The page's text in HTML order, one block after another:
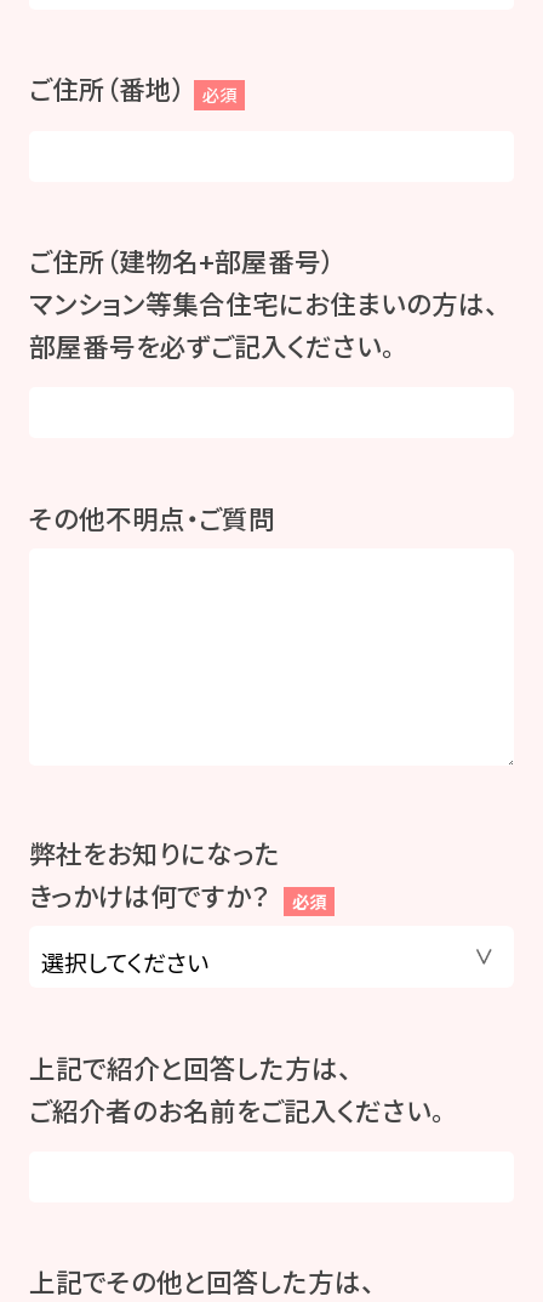
ご住所（番地） 必須
ご住所（建物名+部屋番号）
マンション等集合住宅にお住まいの方は、
部屋番号を必ずご記入ください。
その他不明点・ご質問
弊社をお知りになった
きっかけは何ですか？
必須
上記で紹介と回答した方は、
ご紹介者のお名前をご記入ください。
上記でその他と回答した方は、